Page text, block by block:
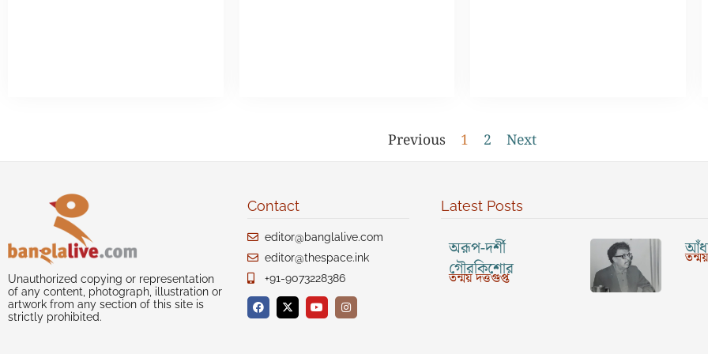
Previous 1 2 Next
Unauthorized copying or representation
of any content, photograph, illustration or
artwork from any section of this site is
strictly prohibited.
Contact
editor@banglalive.com
editor@thespace.ink
+91-9073228386
Latest Posts
অরূপ-দর্শী
গৌরকিশোর
তন্ময় দত্তগুপ্ত